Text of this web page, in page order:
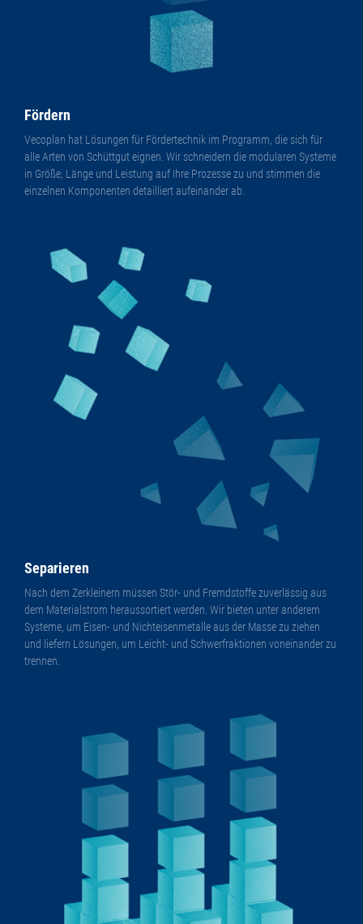
Fördern
Vecoplan hat Lösungen für Fördertechnik im Programm, die sich für
alle Arten von Schüttgut eignen. Wir schneidern die modularen Systeme
in Größe, Länge und Leistung auf Ihre Prozesse zu und stimmen die
einzelnen Komponenten detailliert aufeinander ab.
Separieren
Nach dem Zerkleinern müssen Stör- und Fremdstoffe zuverlässig aus
dem Materialstrom heraussortiert werden. Wir bieten unter anderem
Systeme, um Eisen- und Nichteisenmetalle aus der Masse zu ziehen
und liefern Lösungen, um Leicht- und Schwerfraktionen voneinander zu
trennen.